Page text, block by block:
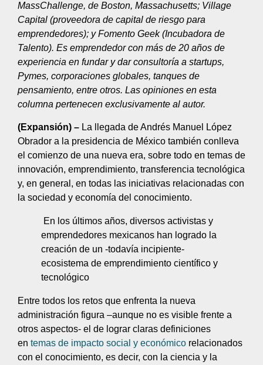
MassChallenge, de Boston, Massachusetts; Village
Capital (proveedora de capital de riesgo para
emprendedores); y Fomento Geek (Incubadora de
Talento). Es emprendedor con más de 20 años de
experiencia en fundar y dar consultoría a startups,
Pymes, corporaciones globales, tanques de
pensamiento, entre otros. Las opiniones en esta
columna pertenecen exclusivamente al autor.
(Expansión) – La llegada de Andrés Manuel López
Obrador a la presidencia de México también conlleva
el comienzo de una nueva era, sobre todo en temas de
innovación, emprendimiento, transferencia tecnológica
y, en general, en todas las iniciativas relacionadas con
la sociedad y economía del conocimiento.
En los últimos años, diversos activistas y
emprendedores mexicanos han logrado la
creación de un -todavía incipiente-
ecosistema de emprendimiento científico y
tecnológico
Entre todos los retos que enfrenta la nueva
administración figura –aunque no es visible frente a
otros aspectos- el de lograr claras definiciones
en temas de impacto social y económico relacionados
con el conocimiento, es decir, con la ciencia y la